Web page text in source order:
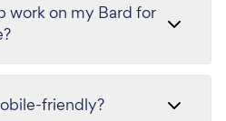
work on my Bard for
friendly?